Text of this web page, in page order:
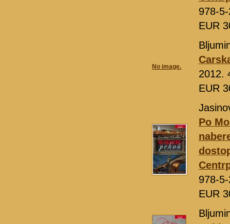
978-
EUR
No image.
2012.
EUR
Po
978-
EUR